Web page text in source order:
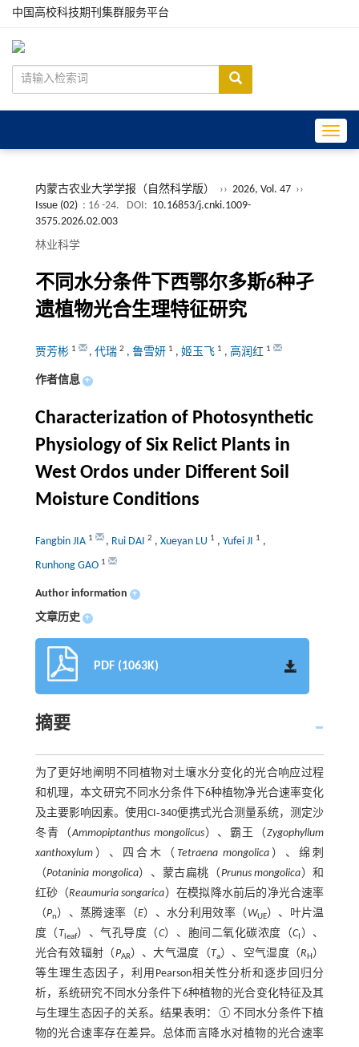
中国高校科技期刊集群服务平台
内蒙古农业大学学报（自然科学版） ›› 2026, Vol. 47 ››
Issue (02) : 16 -24. DOI: 10.16853/j.cnki.1009-
3575.2026.02.003
林业科学
不同水分条件下西鄂尔多斯6种孑
遗植物光合生理特征研究
贾芳彬 1 , 代瑞 2 , 鲁雪妍 1 , 姬玉飞 1 , 高润红 1
作者信息 +
Characterization of Photosynthetic
Physiology of Six Relict Plants in
West Ordos under Different Soil
Moisture Conditions
Fangbin JIA 1 , Rui DAI 2 , Xueyan LU 1 , Yufei JI 1 ,
Runhong GAO 1
Author information +
文章历史 +
PDF (1063K)
摘要
为了更好地阐明不同植物对土壤水分变化的光合响应过程
和机理，本文研究不同水分条件下6种植物净光合速率变化
及主要影响因素。使用CI‑340便携式光合测量系统，测定沙
冬青（Ammopiptanthus mongolicus）、霸王（Zygophyllum
xanthoxylum）、四合木（Tetraena mongolica ）、绵刺
（Potaninia mongolica）、蒙古扁桃（Prunus mongolica）和
红砂（Reaumuria songarica）在模拟降水前后的净光合速率
（Pn）、蒸腾速率（E）、水分利用效率（WUE）、叶片温
度（T leaf）、气孔导度（C）、胞间二氧化碳浓度（C ）、
光合有效辐射（PAR）、大气温度（Ta）、空气湿度（RH ）
等生理生态因子，利用Pearson相关性分析和逐步回归分
析，系统研究不同水分条件下6种植物的光合变化特征及其
与生理生态因子的关系。结果表明：①不同水分条件下植
物的光合速率存在差异。总体而言降水对植物的光合速率